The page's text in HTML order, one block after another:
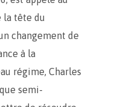
la tête du
changement de
à la
régime, Charles
semi-